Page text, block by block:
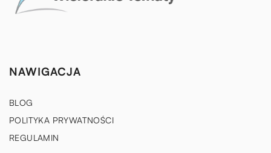
NAWIGACJA
BLOG
POLITYKA PRYWATNOŚCI
REGULAMIN